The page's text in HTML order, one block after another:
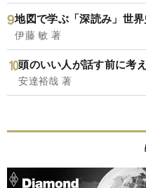
地図で学ぶ「深読み」世界
伊藤 敏 著
頭のいい人が話す前に考
安達裕哉 著